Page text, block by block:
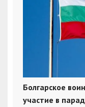
Болгарское
участие в